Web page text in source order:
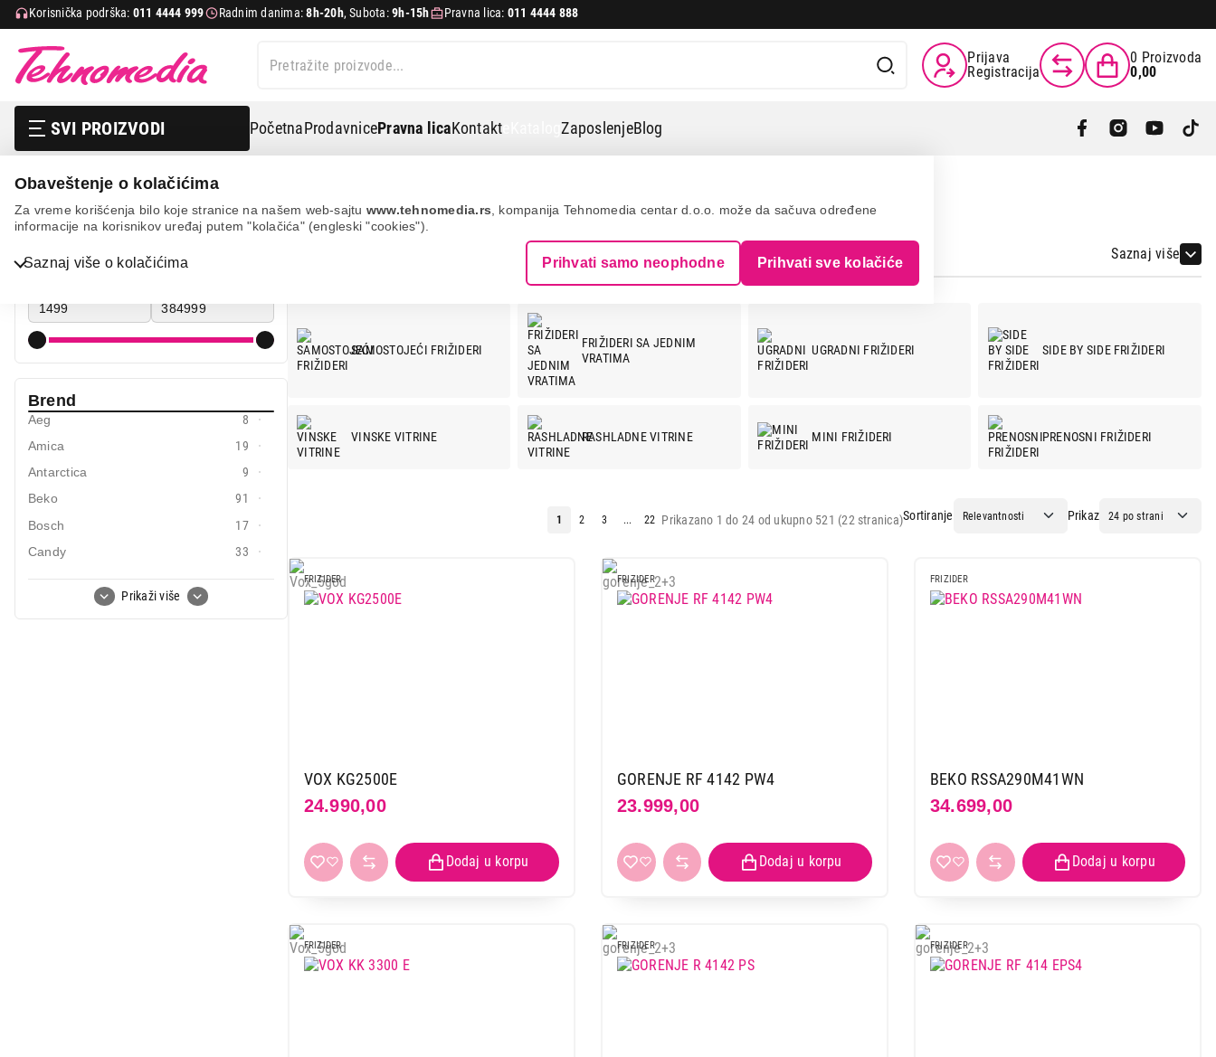
Obaveštenje o kolačićima
Za vreme korišćenja bilo koje stranice na našem web-sajtu www.tehnomedia.rs , kompanija Tehnomedia centar d.o.o. može da sačuva određene
informacije na korisnikov uređaj putem "kolačića" (engleski "cookies").
Saznaj više o kolačićima Prihvati samo neophodne Prihvati sve kolačiće
Korisnička podrška: 011 4444 999 Radnim danima:8h-20h, Subota:9h-15h Pravna lica: 011 4444 888
Prijava
Registracija
0 Proizvoda
0,00
SVI PROIZVODI PočetnaProdavnicePravna licaKontakt eKatalogZaposlenjeBlog
Bela tehnika
TV, audio, video i foto
IT & Gaming
Mobilni telefoni i tableti
Mali kućni aparati
Grejanje i hlađenje
Nega tela, lepota i zdravlje
Sport i putovanje
Sve za kuću i baštu
Bela tehnika Frižideri
Cena
Brend
Prikaži više
Aeg
8
Amica
19
Antarctica
9
Beko
91
Bosch
17
Candy
33
Carbon
2
Saznaj više
SAMOSTOJEĆI FRIŽIDERI
FRIŽIDERI SA JEDNIM
VRATIMA
UGRADNI FRIŽIDERI SIDE BY SIDE FRIŽIDERI
VINSKE VITRINE RASHLADNE VITRINE MINI FRIŽIDERI PRENOSNI FRIŽIDERI
Sortiranje Prikaz
Prikazano 1 do 24 od ukupno 521 (22 stranica)
1 2 3 ... 22
FRIZIDER
VOX KG2500E
24.990,00
FRIZIDER
GORENJE RF 4142 PW4
23.999,00
FRIZIDER
BEKO RSSA290M41WN
34.699,00
FRIZIDER FRIZIDER FRIZIDER